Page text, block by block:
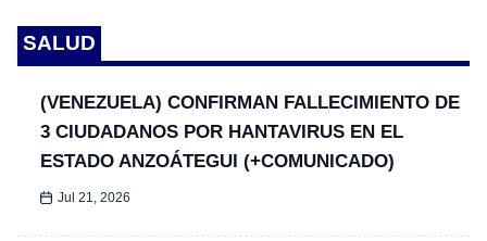
SALUD
(VENEZUELA) CONFIRMAN FALLECIMIENTO DE
3 CIUDADANOS POR HANTAVIRUS EN EL
ESTADO ANZOÁTEGUI (+COMUNICADO)
Jul 21, 2026